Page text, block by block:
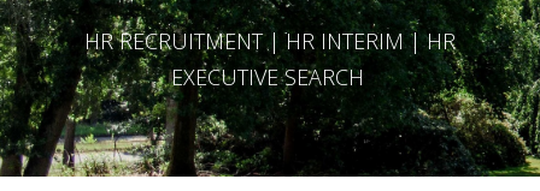
HR RECRUITMENT | HR INTERIM | HR
EXECUTIVE SEARCH